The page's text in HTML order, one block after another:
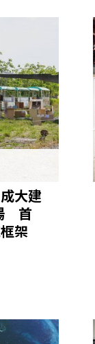
大建
首
架